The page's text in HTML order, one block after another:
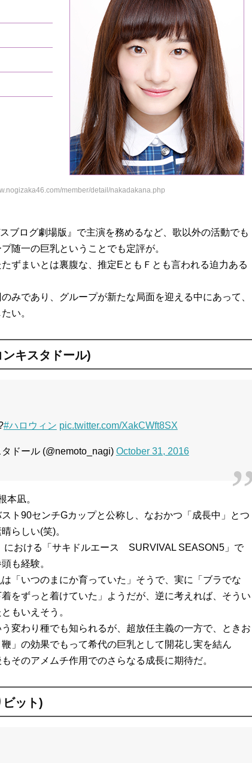
member/detail/nakadakana.php
ブログ劇場版』で主演を務めるなど、歌以外の活動でも
随一の巨乳ということでも定評が。
ずまいとは裏腹な、推定EともＦとも言われる迫力ある
みであり、グループが新たな局面を迎える中にあって、
い。
キスタドール)
#ハロウィン pic.twitter.com/XakCWft8SX
ドール (@nemoto_nagi) October 31, 2016
本凪。
ト 90センチGカップと公称し、なおかつ「成長中」とつ
らしい(笑)。
における「サキドルエース SURVIVAL SEASON5」で
も経験。
「いつのまにか育っていた」そうで、実に「ブラでな
をずっと着けていた」ようだが、逆に考えれば、そうい
もいえそう。
変わり種でも知られるが、超放任主義の一方で、ときお
」の効果でもって希代の巨乳として開花し実を結ん
そのアメムチ作用でのさらなる成長に期待だ。
ット)